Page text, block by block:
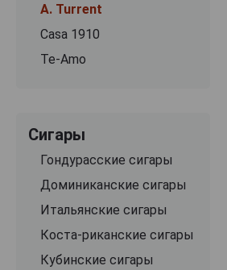
A. Turrent
Casa 1910
Te-Amo
Сигары
Гондурасские сигары
Доминиканские сигары
Итальянские сигары
Коста-риканские сигары
Кубинские сигары